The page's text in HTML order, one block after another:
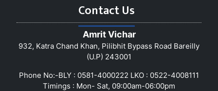
Contact Us
Amrit Vichar
932, Katra Chand Khan, Pilibhit Bypass Road Bareilly
(U.P) 243001
Phone No:-BLY : 0581-4000222 LKO : 0522-4008111
Timings : Mon- Sat, 09:00am-06:00pm